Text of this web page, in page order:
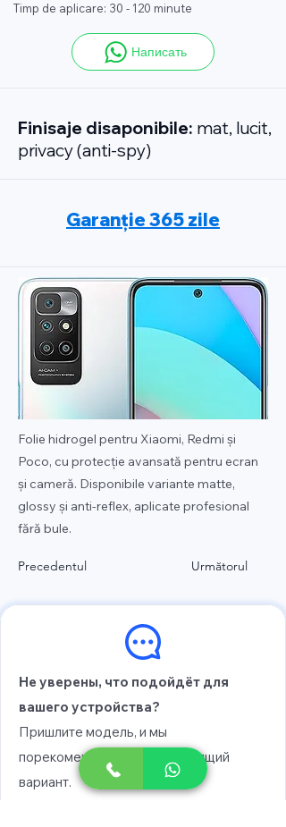
Timp de aplicare: 30 - 120 minute
Написать
Finisaje disaponibile: mat, lucit,
privacy (anti-spy)
Garanție 365 zile
Folie hidrogel pentru Xiaomi, Redmi și
Poco, cu protecție avansată pentru ecran
și cameră. Disponibile variante matte,
glossy și anti-reflex, aplicate profesional
fără bule.
Precedentul Următorul
Не уверены, что подойдёт для
вашего устройства?
Пришлите модель, и мы
порекомендуем вам подходящий
вариант.